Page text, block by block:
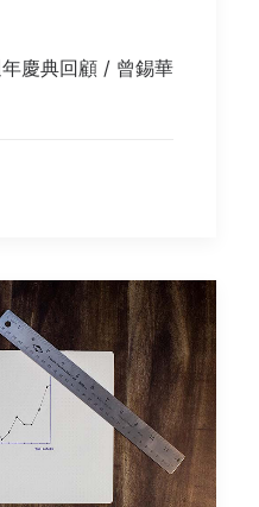
慶典回顧 / 曾錫華